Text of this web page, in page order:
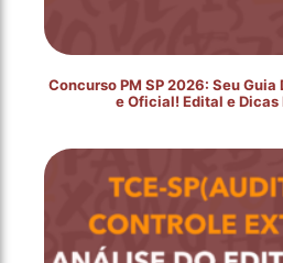
Concurso PM SP 2026: Seu
e Oficial! Edital e Dicas